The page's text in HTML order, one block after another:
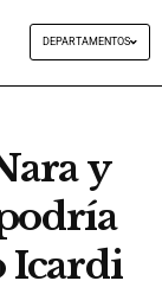
DEPARTAMENTOS
y
Icardi